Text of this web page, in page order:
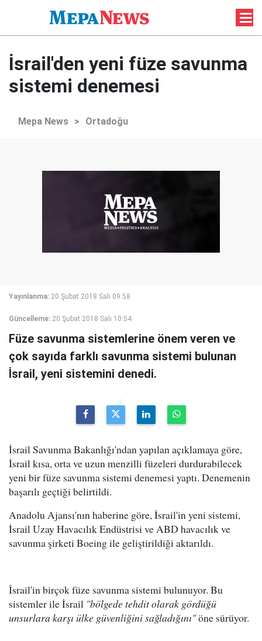
İsrail'den yeni füze savunma
sistemi denemesi
Mepa News > Ortadoğu
Yayınlanma: 20 Şubat 2018 Salı 09:58
Güncelleme: 20 Şubat 2018 Salı 10:54
Füze savunma sistemlerine önem veren ve
çok sayıda farklı savunma sistemi bulunan
İsrail, yeni sistemini denedi.
İsrail Savunma Bakanlığı'ndan yapılan açıklamaya göre,
İsrail kısa, orta ve uzun menzilli füzeleri durdurabilecek
yeni bir füze savunma sistemi denemesi yaptı. Denemenin
başarılı geçtiği belirtildi.
Anadolu Ajansı'nın haberine göre, İsrail'in yeni sistemi,
İsrail Uzay Havacılık Endüstrisi ve ABD havacılık ve
savunma şirketi Boeing ile geliştirildiği aktarıldı.
İsrail'in birçok füze savunma sistemi bulunuyor. Bu
sistemler ile İsrail "bölgede tehdit olarak gördüğü
unsurlara karşı ülke güvenliğini sağladığını"öne sürüyor.